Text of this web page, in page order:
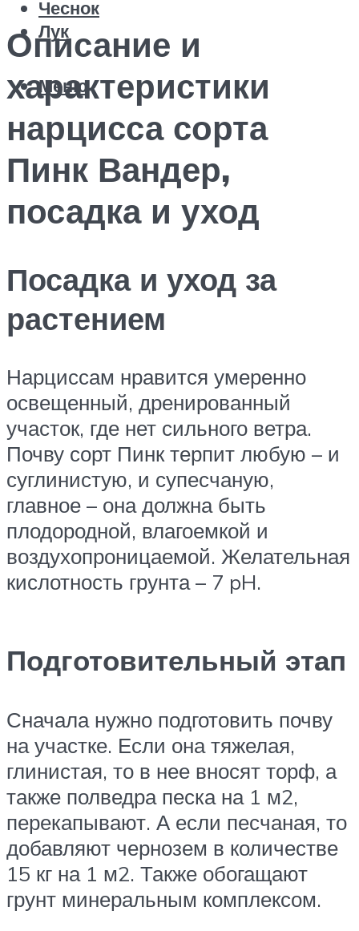
Чеснок
Лук
Меню
Описание и
характеристики
нарцисса сорта
Пинк Вандер,
посадка и уход
Посадка и уход за
растением
Нарциссам нравится умеренно
освещенный, дренированный
участок, где нет сильного ветра.
Почву сорт Пинк терпит любую – и
суглинистую, и супесчаную,
главное – она должна быть
плодородной, влагоемкой и
воздухопроницаемой. Желательная
кислотность грунта – 7 pH.
Подготовительный этап
Сначала нужно подготовить почву
на участке. Если она тяжелая,
глинистая, то в нее вносят торф, а
также полведра песка на 1 м2,
перекапывают. А если песчаная, то
добавляют чернозем в количестве
15 кг на 1 м2. Также обогащают
грунт минеральным комплексом.